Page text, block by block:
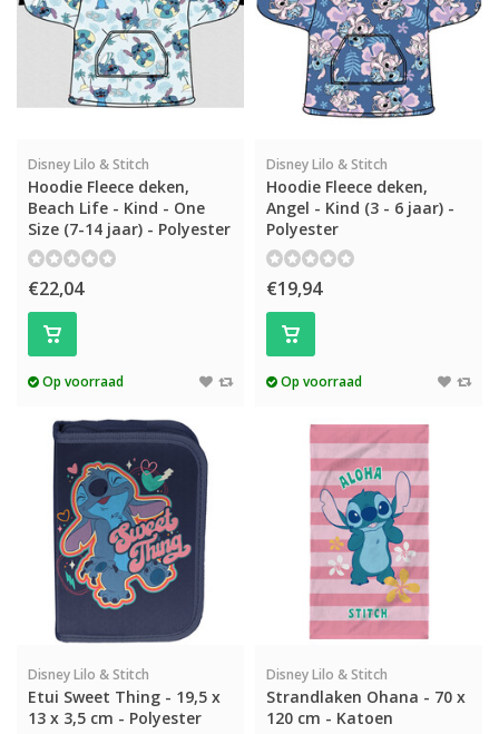
Disney Lilo & Stitch
Hoodie Fleece deken,
Beach Life - Kind - One
Size (7-14 jaar) - Polyester
€22,04
Op voorraad
Disney Lilo & Stitch
Hoodie Fleece deken,
Angel - Kind (3 - 6 jaar) -
Polyester
€19,94
Op voorraad
Disney Lilo & Stitch
Etui Sweet Thing - 19,5 x
13 x 3,5 cm - Polyester
Disney Lilo & Stitch
Strandlaken Ohana - 70 x
120 cm - Katoen